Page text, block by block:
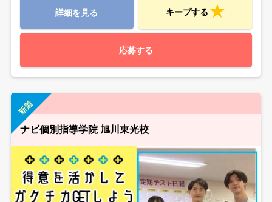
詳細を見る キープする
応募する
ナビ個別指導学院 旭川東光校